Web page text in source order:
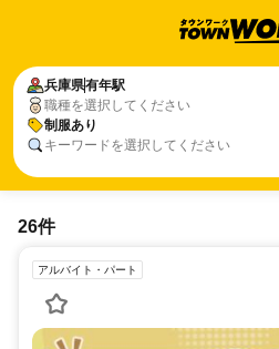
兵庫県有年駅
職種を選択してください
制服あり
キーワードを選択してください
26件
アルバイト・パート